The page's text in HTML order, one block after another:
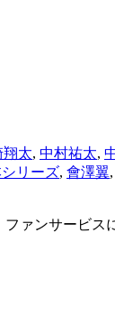
翔太, 中村祐太,
シリーズ, 會澤翼,
ァンサービス